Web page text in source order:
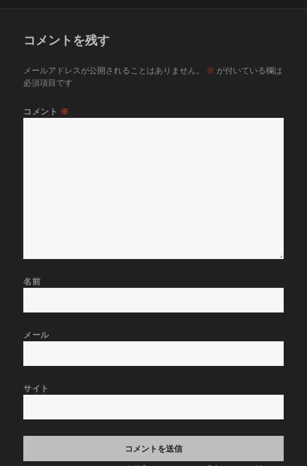
コメントを残す
メールアドレスが公開されることはありません。 ※ が付いている欄は
必須項目です
コメント ※
名前
メール
サイト